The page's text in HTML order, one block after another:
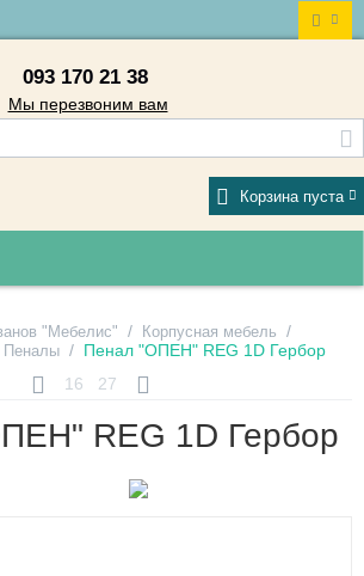
093 170 21 38
Мы перезвоним вам
Корзина пуста
"Мебелис" / Корпусная мебель /
Пеналы / Пенал "ОПЕН" REG 1D Гербор
16
27
REG 1D Гербор